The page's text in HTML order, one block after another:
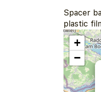
Spacer
plastic
+
−